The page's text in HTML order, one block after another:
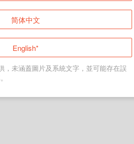
返回首頁
简体中文
English*
，未涵蓋圖片及系統文字，並可能存在誤